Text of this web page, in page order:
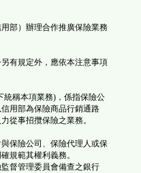
部）辦理合作推廣保險業務
有規定外，應依本注意事項
統稱本項業務)，係指保險公
用部為保險商品行銷通路
從事招攬保險之業務。
保險公司、保險代理人或保
規範其權利義務。
督管理委員會備查之銀行